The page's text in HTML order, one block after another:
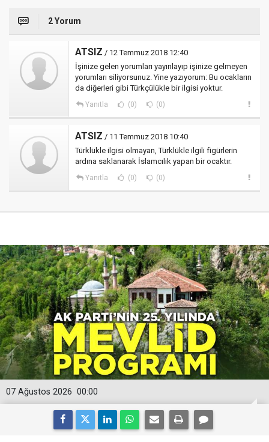
2 Yorum
ATSIZ / 12 Temmuz 2018 12:40
İşinize gelen yorumları yayınlayıp işinize gelmeyen
yorumları siliyorsunuz. Yine yazıyorum: Bu ocakların
da diğerleri gibi Türkçülükle bir ilgisi yoktur.
Yanıtla (0) (0)
ATSIZ / 11 Temmuz 2018 10:40
Türklükle ilgisi olmayan, Türklükle ilgili figürlerin
ardına saklanarak İslamcılık yapan bir ocaktır.
Yanıtla (0) (0)
00:00
07 Ağustos 2026